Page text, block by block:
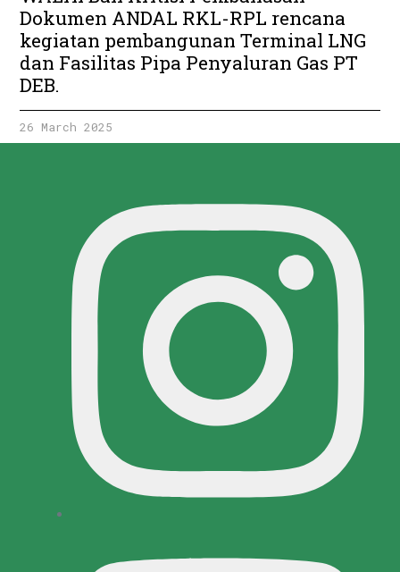
Dokumen ANDAL RKL-RPL rencana
kegiatan pembangunan Terminal LNG
dan Fasilitas Pipa Penyaluran Gas PT
DEB.
26 March 2025